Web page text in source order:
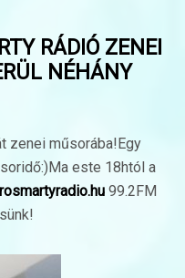
RÁDIÓ ZENEI
NÉHÁNY
zenei műsorába!Egy
este 18htól a
99.2FM